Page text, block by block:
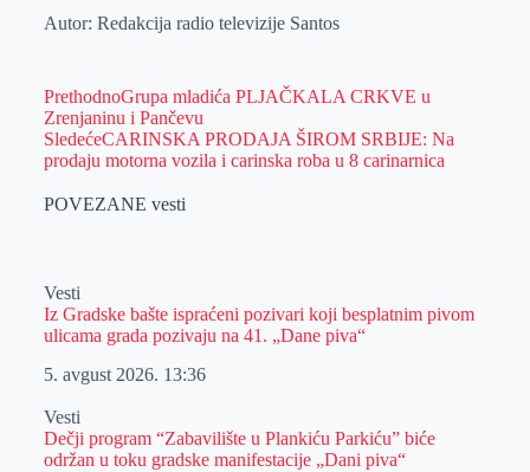
Autor: Redakcija radio televizije Santos
PrethodnoGrupa mladića PLJAČKALA CRKVE u
Zrenjaninu i Pančevu
SledećeCARINSKA PRODAJA ŠIROM SRBIJE: Na
prodaju motorna vozila i carinska roba u 8 carinarnica
POVEZANE vesti
Vesti
Iz Gradske bašte ispraćeni pozivari koji besplatnim pivom
ulicama grada pozivaju na 41. „Dane piva“
5. avgust 2026. 13:36
Vesti
Dečji program “Zabavilište u Plankiću Parkiću” biće
održan u toku gradske manifestacije „Dani piva“